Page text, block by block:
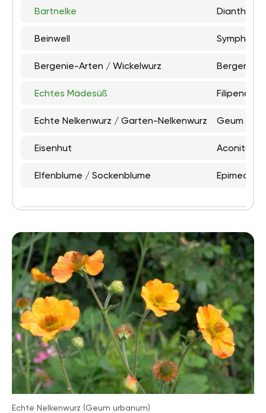
Bartnelke Dianthus
Beinwell
Bergenie-Arten / Wickelwurz Bergenia
Echtes Mädesüß Filipendula
Echte Nelkenwurz / Garten-Nelkenwurz Geum
Eisenhut Aconitum
Elfenblume / Sockenblume Epimedium
Echte Nelkenwurz (Geum urbanum)